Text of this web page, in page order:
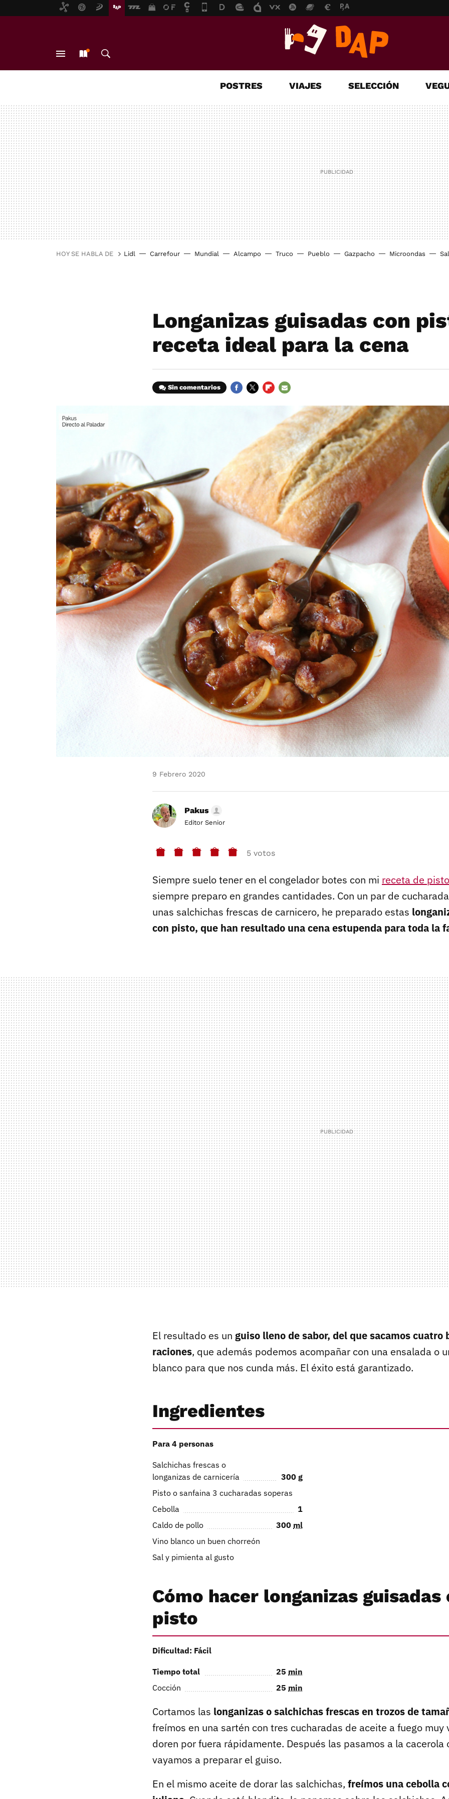
POSTRES VIAJES SELECCIÓN
HOY SE HABLA DE Lidl Carrefour Mundial Alcampo Truco Pueblo Gazpacho Microondas
Longanizas guisadas con
receta ideal para la cena
Sin comentarios
9 Febrero 2020
Pakus
Editor Senior
5 votos
Siempre suelo tener en el congelador botes con mi receta de
siempre preparo en grandes cantidades. Con un par de
unas salchichas frescas de carnicero, he preparado estas
con pisto, que han resultado una cena estupenda para toda la
El resultado es un guiso lleno de sabor, del que sacamos cuatro
raciones, que además podemos acompañar con una ensalada o
blanco para que nos cunda más. El éxito está garantizado.
Ingredientes
Para 4 personas
Salchichas frescas o
longanizas de carnicería
300 g
Pisto o sanfaina 3 cucharadas soperas
Cebolla
1
Caldo de pollo
300 ml
Vino blanco un buen chorreón
Sal y pimienta al gusto
Cómo hacer longanizas guisadas
pisto
Dificultad: Fácil
Tiempo total 25 min
Cocción
25 min
Cortamos las longanizas o salchichas frescas en trozos de
freímos en una sartén con tres cucharadas de aceite a fuego muy
doren por fuera rápidamente. Después las pasamos a la cacerola
vayamos a preparar el guiso.
En el mismo aceite de dorar las salchichas, freímos una cebolla